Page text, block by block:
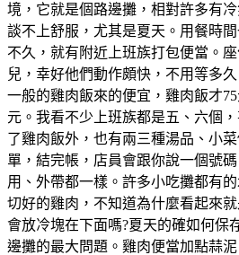
境，它就是個路邊攤，相對許多有
談不上舒服，尤其是夏天。用餐時
不久，就有附近上班族打包便當。
兒，幸好他們動作頗快，不用等多
一般的雞肉飯來的便宜，雞肉飯才
元。我看不少上班族都是五、六個
了雞肉飯外，也有兩三種湯品、小
單，結完帳，店員會跟你說一個號
用、外帶都一樣。許多小吃攤都有
切好的雞肉，不知道為什麼看起來
會放冷塊在下面嗎?夏天的確如何保
邊攤的最大問題。雞肉便當加點蒜